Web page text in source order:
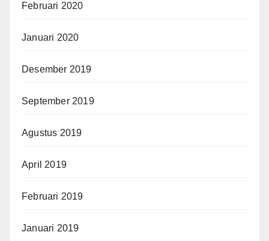
Februari 2020
Januari 2020
Desember 2019
September 2019
Agustus 2019
April 2019
Februari 2019
Januari 2019